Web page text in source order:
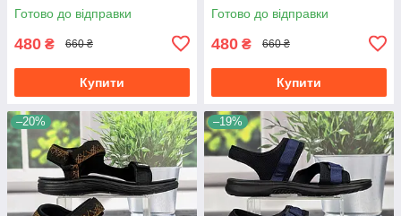
Готово до відправки
480 ₴ 660 ₴
Купити
Готово до відправки
480 ₴ 660 ₴
Купити
–20% –19%